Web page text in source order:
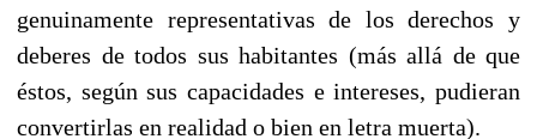
genuinamente representativas de los derechos y
deberes de todos sus habitantes (más allá de que
éstos, según sus capacidades e intereses, pudieran
convertirlas en realidad o bien en letra muerta).